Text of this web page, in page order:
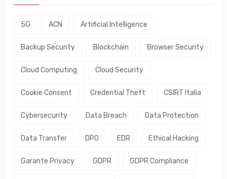
5G ACN Artificial Intelligence
Backup Security Blockchain Browser Security
Cloud Computing Cloud Security
Cookie Consent Credential Theft CSIRT Italia
Cybersecurity Data Breach Data Protection
Data Transfer DPO EDR Ethical Hacking
Garante Privacy GDPR GDPR Compliance